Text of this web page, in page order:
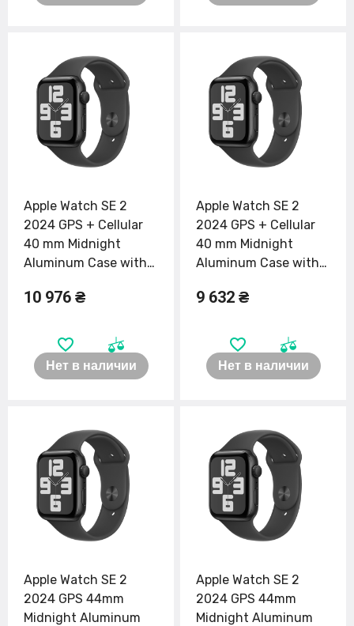
Apple Watch SE 2
2024 GPS + Cellular
40 mm Midnight
Aluminum Case with
S/M (MXFR3, MXGC3)
10 976 ₴
Нет в наличии
Apple Watch SE 2
2024 GPS + Cellular
40 mm Midnight
Aluminum Case with
M/L (MXFT3, MXGD3)
9 632 ₴
Нет в наличии
Apple Watch SE 2
2024 GPS 44mm
Midnight Aluminum
Apple Watch SE 2
2024 GPS 44mm
Midnight Aluminum